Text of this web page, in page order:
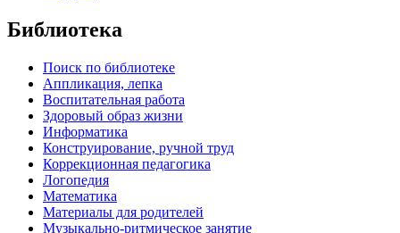
Библиотека
Поиск по библиотеке
Аппликация, лепка
Воспитательная работа
Здоровый образ жизни
Информатика
Конструирование, ручной труд
Коррекционная педагогика
Логопедия
Математика
Материалы для родителей
Музыкально-ритмическое занятие